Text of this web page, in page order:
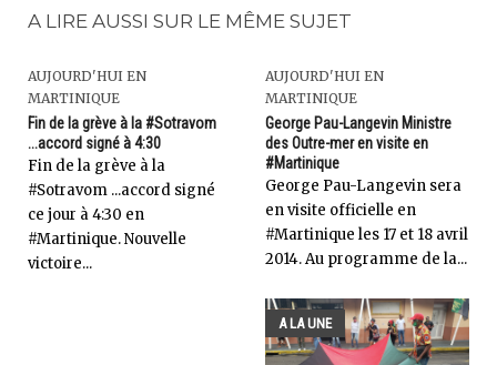
A LIRE AUSSI SUR LE MÊME SUJET
AUJOURD'HUI EN
MARTINIQUE
Fin de la grève à la #Sotravom
...accord signé à 4:30
Fin de la grève à la
#Sotravom ...accord signé
ce jour à 4:30 en
#Martinique. Nouvelle
victoire...
AUJOURD'HUI EN
MARTINIQUE
George Pau-Langevin Ministre
des Outre-mer en visite en
#Martinique
George Pau-Langevin sera
en visite officielle en
#Martinique les 17 et 18 avril
2014. Au programme de la...
A LA UNE